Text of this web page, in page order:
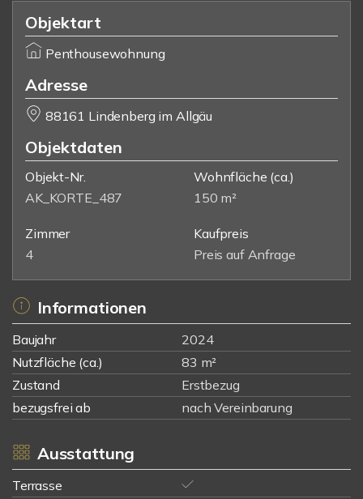
Objektart
Penthousewohnung
Adresse
88161 Lindenberg im Allgäu
Objektdaten
Objekt-Nr.
AK_KORTE_487
Wohnfläche (ca.)
150 m²
Zimmer
4
Kaufpreis
Preis auf Anfrage
Informationen
Baujahr
2024
Nutzfläche (ca.)
83 m²
Zustand
Erstbezug
bezugsfrei ab
nach Vereinbarung
Ausstattung
Terrasse